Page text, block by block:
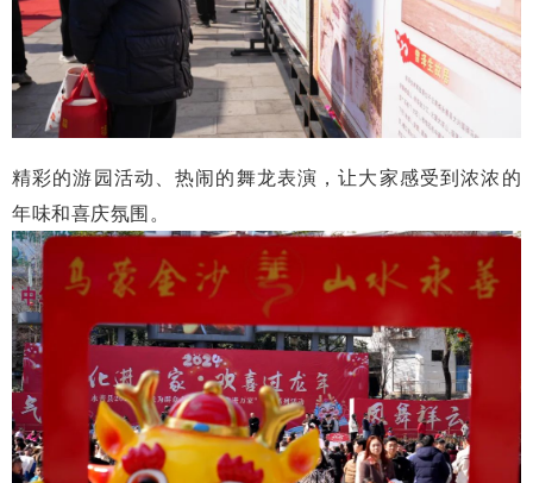
精彩的游园活动、热闹的舞龙表演，让大家感受到浓浓的
年味和喜庆氛围。